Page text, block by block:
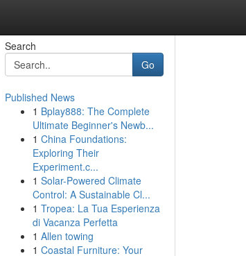
Search
Go
Published News
1 Bplay888: The Complete
Ultimate Beginner's Newb...
1 China Foundations:
Exploring Their
Experiment.c...
1 Solar-Powered Climate
Control: A Sustainable Cl...
1 Tropea: La Tua Esperienza
di Vacanza Perfetta
1 Allen towing
1 Coastal Furniture: Your